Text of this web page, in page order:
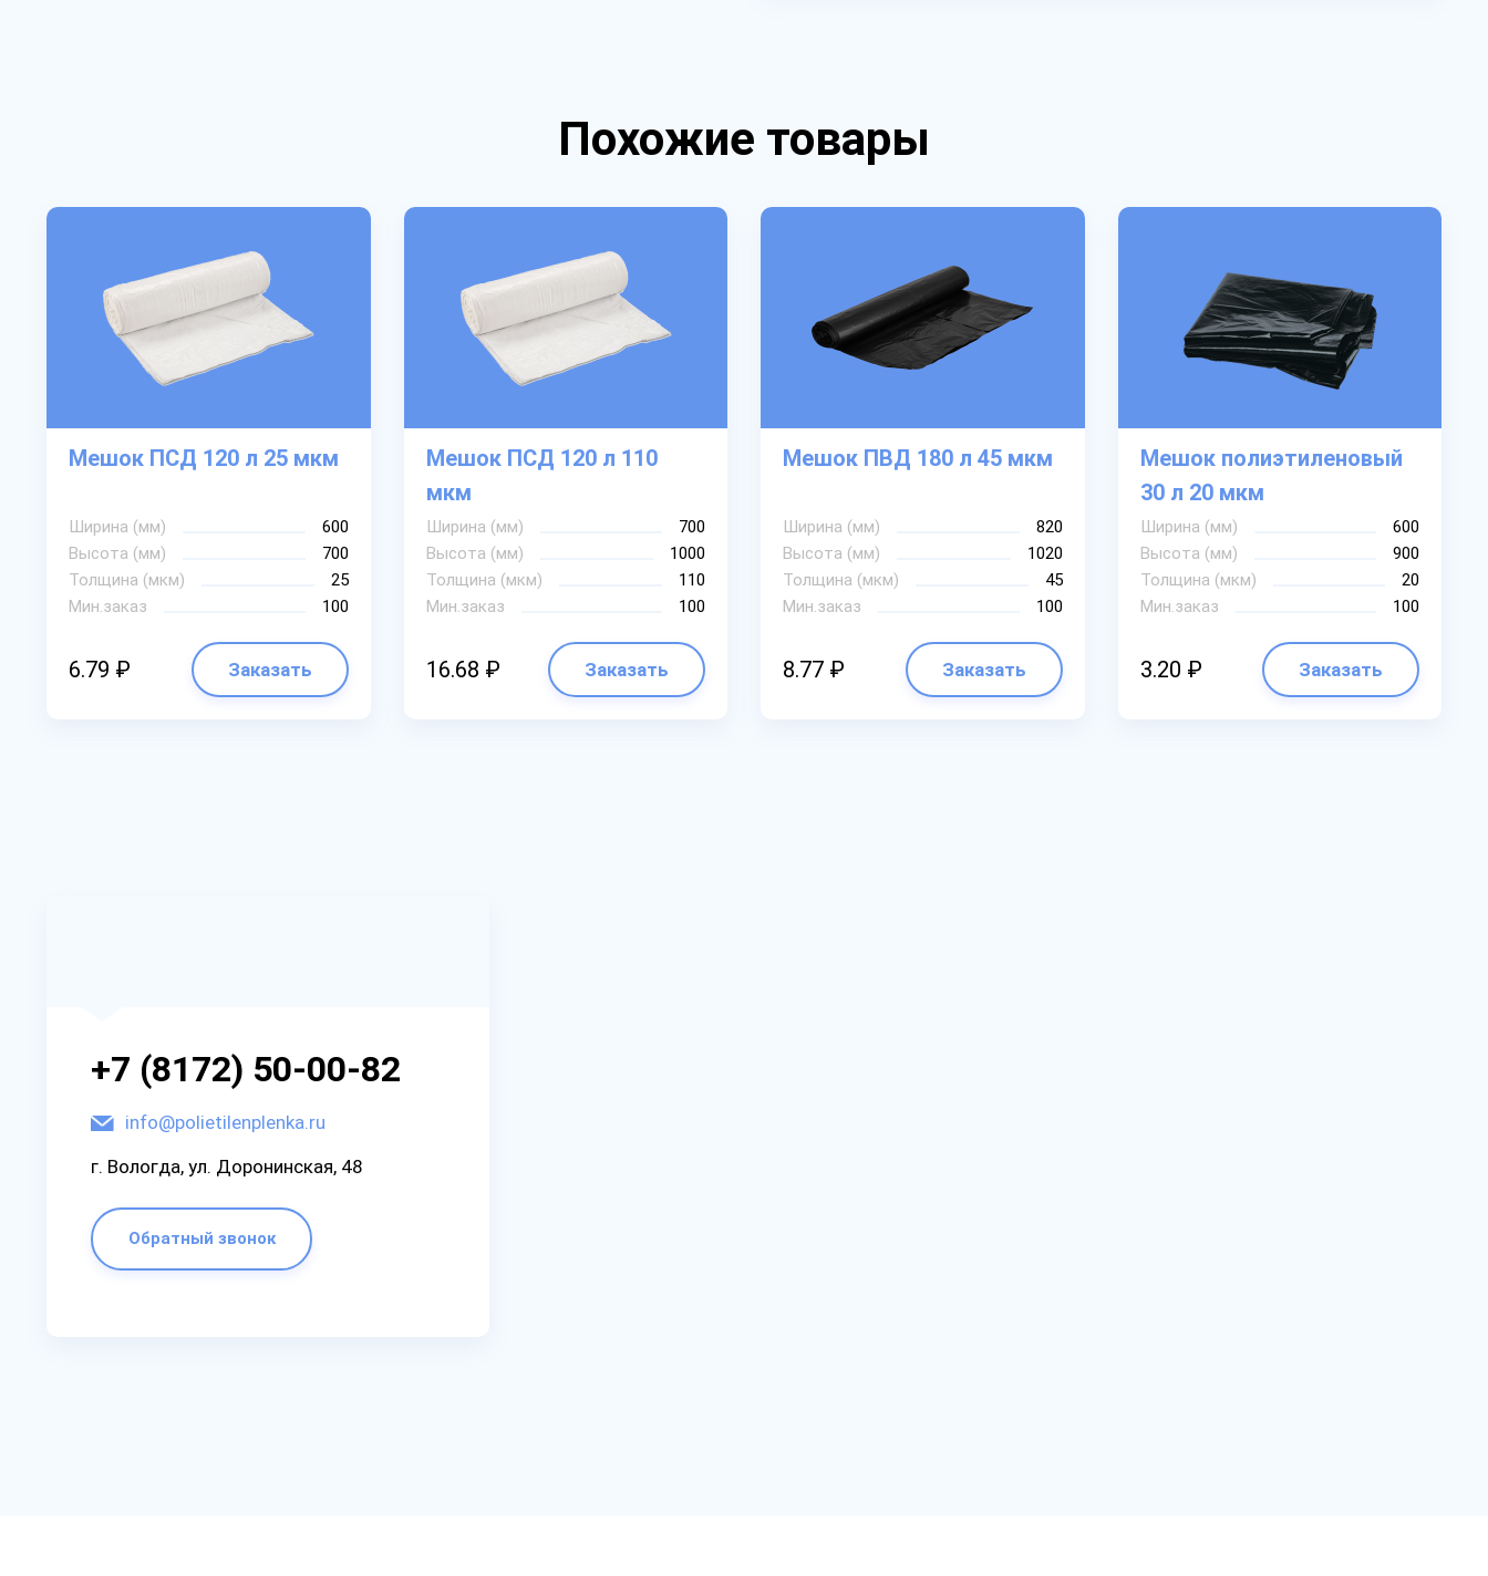
Похожие товары
Мешок ПСД 120 л 25 мкм
Ширина (мм)
600
Высота (мм)
700
Толщина (мкм)
25
Мин.заказ
100
6.79 ₽ Заказать
Мешок ПСД 120 л 110
мкм
Ширина (мм)
700
Высота (мм)
1000
Толщина (мкм)
110
Мин.заказ
100
16.68 ₽ Заказать
Мешок ПВД 180 л 45 мкм
Ширина (мм)
820
Высота (мм)
1020
Толщина (мкм)
45
Мин.заказ
100
8.77 ₽ Заказать
Мешок полиэтиленовый
30 л 20 мкм
Ширина (мм)
600
Высота (мм)
900
Толщина (мкм)
20
Мин.заказ
100
3.20 ₽ Заказать
+7 (8172) 50-00-82
info@polietilenplenka.ru
г. Вологда, ул. Доронинская, 48
Обратный звонок